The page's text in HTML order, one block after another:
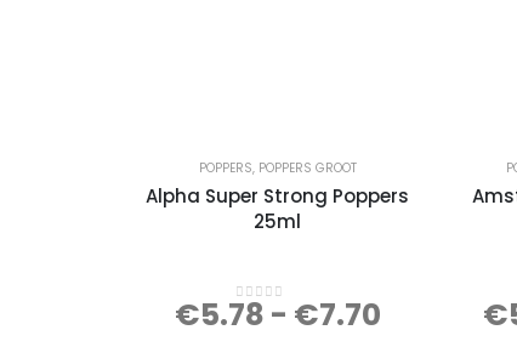
POPPERS, POPPERS GROOT
Alpha Super Strong Poppers
25ml
0out of 5
€5.78 - €7.70 €